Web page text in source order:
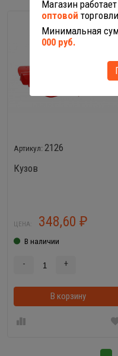
2126
Кузов
ЦЕНА: 348,60 ₽
В наличии
- +
В корзину
Магазин
оптовой
Минимальная
000 руб.